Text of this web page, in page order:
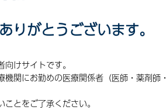
ありがとうございます。
けサイトです。
関にお勤めの医療関係者（医師・薬剤師
とをご了承ください。